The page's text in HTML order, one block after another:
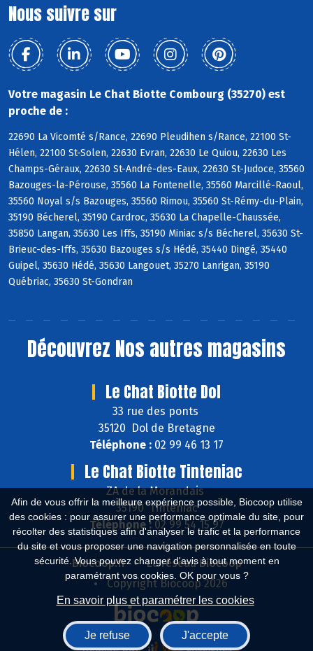
Afin de vous offrir la meilleure expérience possible, Biocoop utilise
des cookies : pour assurer une performance optimale du site, pour
récolter des statistiques afin d'analyser le trafic et la performance
du site et vous proposer une navigation personnalisée en toute
sécurité. Vous pouvez changer d'avis à tout moment en
paramétrant vos cookies. OK pour vous ?
En savoir plus et paramétrer les cookies
Je refuse J'accepte
Nous suivre sur
Votre magasin Le Chat Biotte Combourg (35270) est
proche de :
22690 La Vicomté s/Rance, 22690 Pleudihen s/Rance, 22100 St-
Hélen, 22100 St-Solen, 22630 Evran, 22630 Le Quiou, 22630 Les
Champs-Géraux, 22630 St-André-des-Eaux, 22630 St-Judoce, 35560
Bazouges-la-Pérouse, 35560 La Fontenelle, 35560 Marcillé-Raoul,
35560 Noyal s/s Bazouges, 35560 Rimou, 35560 St-Rémy-du-Plain,
35190 Bécherel, 35190 Cardroc, 35630 La Chapelle-Chaussée,
35850 Langan, 35630 Les Iffs, 35190 Miniac s/s Bécherel, 35630 St-
Brieuc-des-Iffs, 35630 Bazouges s/s Hédé, 35440 Dingé, 35440
Guipel, 35630 Hédé, 35630 Langouet, 35270 Lanrigan, 35190
Québriac, 35630 St-Gondran
Découvrez Nos autres magasins
Le Chat Biotte Dol
33 rue des ponts
35120 Dol de Bretagne
Téléphone : 02 99 46 13 17
Le Chat Biotte Tinteniac
ZA de la Morandais
35190 Tinténiac
Téléphone :02 99 54 15 97
Biocoop.fr
Le réseau Biocoop
Copyright Biocoop 2026
Réalisé par